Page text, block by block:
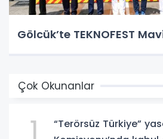
Gölcük’te TEKNOFEST
Çok Okunanlar
“Terörsüz Türkiye”